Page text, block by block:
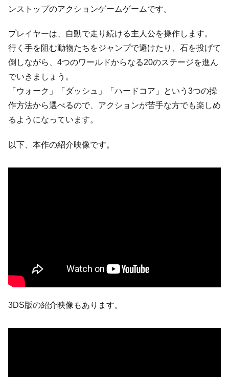
ンストップのアクションゲームゲームです。
プレイヤーは、自動で走り続ける主人公を操作します。
行く手を阻む動物たちをジャンプで避けたり、石を投げて
倒しながら、4つのワールドからなる20のステージを進ん
でいきましょう。
「ウォーク」「ダッシュ」「ハードコア」という3つの操
作方法から選べるので、アクションが苦手な方でも楽しめ
るようになっています。
以下、本作の紹介映像です。
3DS版の紹介映像もあります。